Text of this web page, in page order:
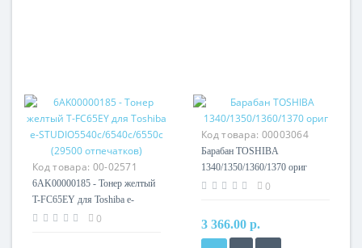
Код товара: 00-02571
6AK00000185 - Тонер желтый
T-FC65EY для Toshiba e-
STUDIО5540с/6540с/6550с
0
Код товара: 00003064
Барабан TOSHIBA
1340/1350/1360/1370 ориг
0
3 366.00 р.